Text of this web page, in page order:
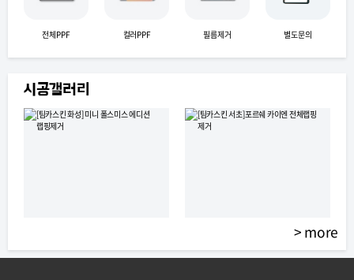
전체PPF 컬러PPF 필름제거 별도문의
시공갤러리
>more